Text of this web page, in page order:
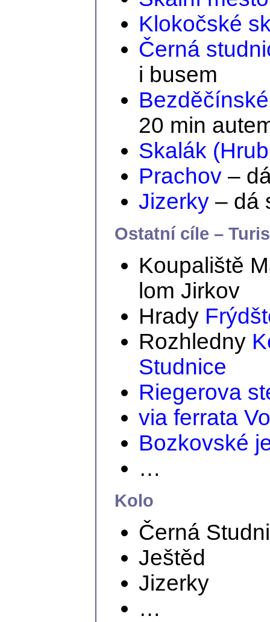
Klokočské
Černá
i busem
20 min
Skalák
Prachov–
Jizerky– dá
Ostatní cíle –
Koupaliště
lom Jirkov
Hrady
Rozhledny
Studnice
Riegerova
via ferrata
Bozkovské
…
Kolo
Černá
Ještěd
Jizerky
…